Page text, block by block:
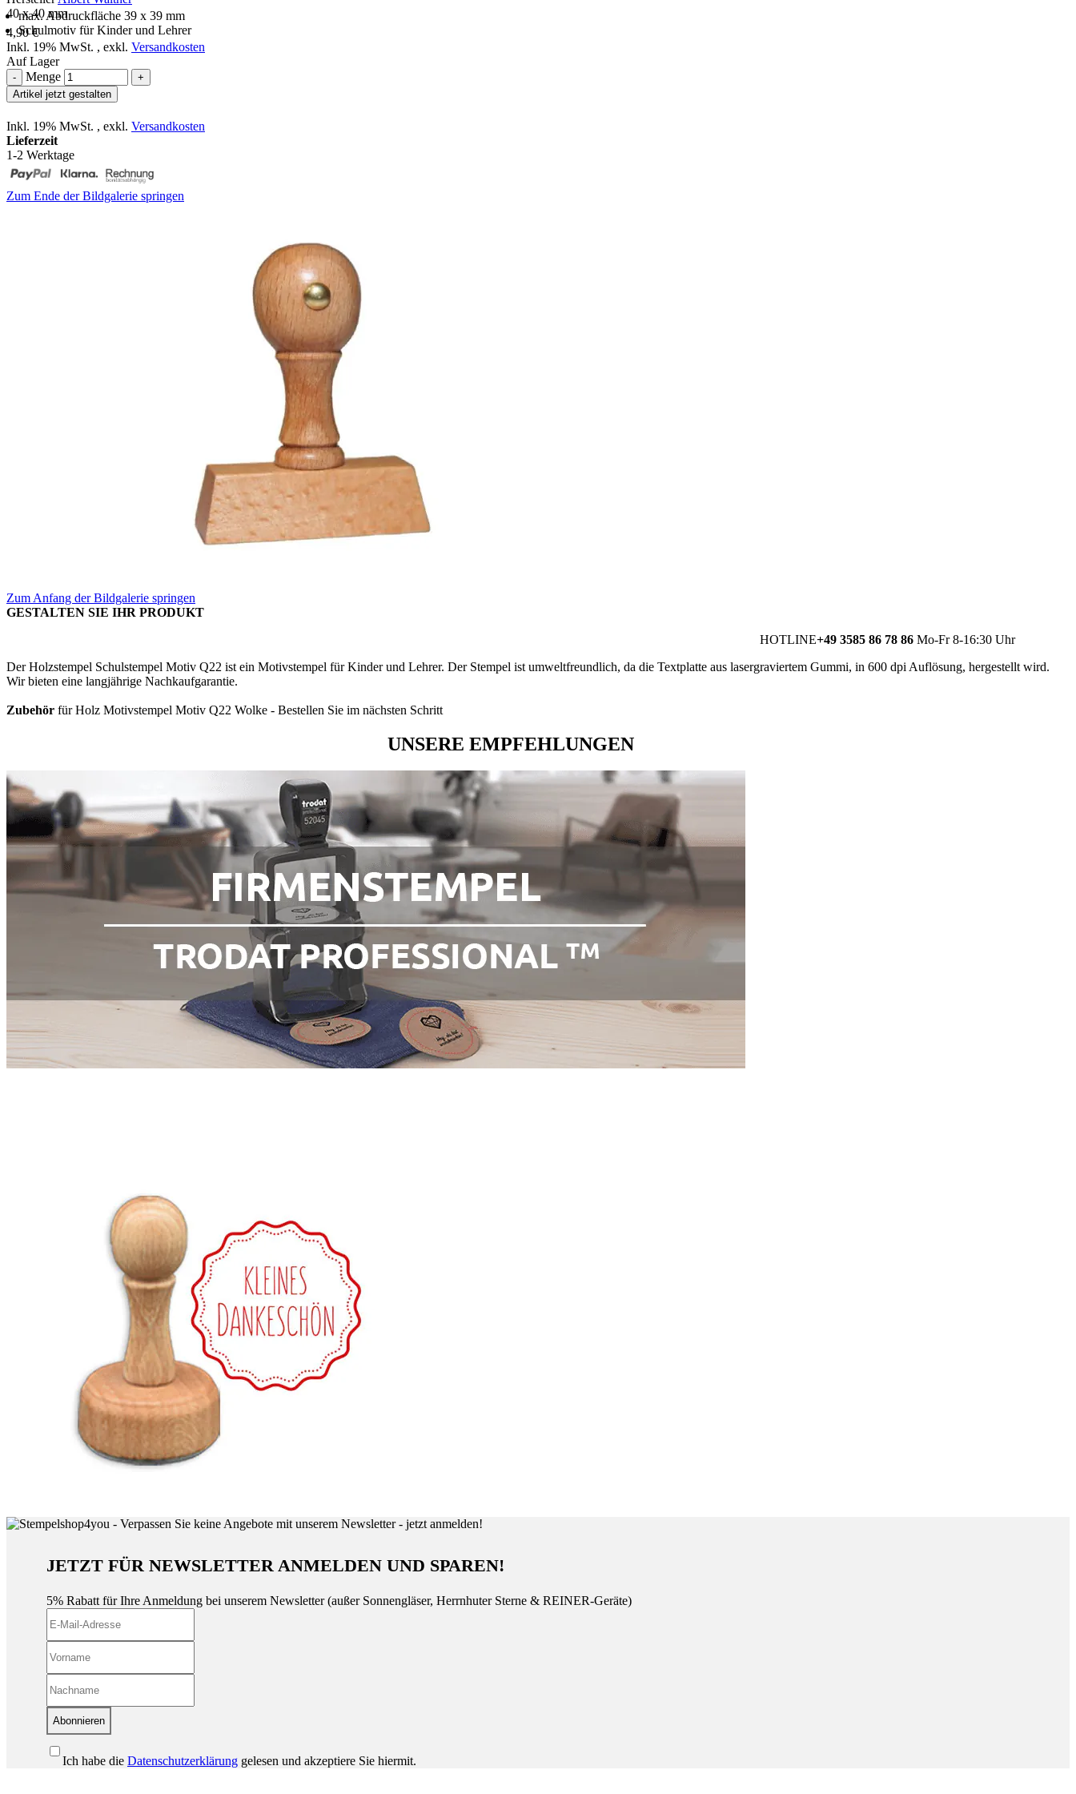
40 x 40 mm
max. Abdruckfläche 39 x 39 mm
Schulmotiv für Kinder und Lehrer
4,90 €
Inkl. 19% MwSt. , exkl. Versandkosten
Auf Lager
- Menge
+
Artikel jetzt gestalten
Inkl. 19% MwSt. , exkl. Versandkosten
Lieferzeit
1-2 Werktage
Zum Ende der Bildgalerie springen
Zum Anfang der Bildgalerie springen
GESTALTEN SIE IHR PRODUKT
HOTLINE+49 3585 86 78 86 Mo-Fr 8-16:30 Uhr
Der Holzstempel Schulstempel Motiv Q22 ist ein Motivstempel für Kinder und Lehrer. Der Stempel ist umweltfreundlich, da die Textplatte aus lasergraviertem Gummi, in 600 dpi Auflösung, hergestellt wird.
Wir bieten eine langjährige Nachkaufgarantie.
Zubehör für Holz Motivstempel Motiv Q22 Wolke - Bestellen Sie im nächsten Schritt
UNSERE EMPFEHLUNGEN
JETZT FÜR NEWSLETTER ANMELDEN UND SPAREN!
5% Rabatt für Ihre Anmeldung bei unserem Newsletter (außer Sonnengläser, Herrnhuter Sterne & REINER-Geräte)
Abonnieren
Ich habe die Datenschutzerklärung gelesen und akzeptiere Sie hiermit.